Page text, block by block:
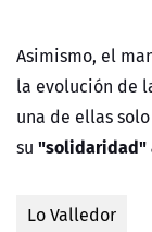
Asimismo, el
la evolución de
una de ellas
su "solidaridad"
Lo Valledor